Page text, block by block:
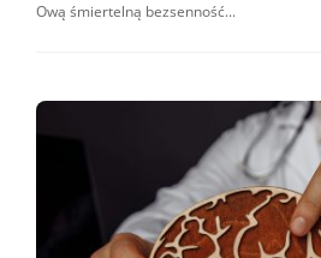
Ową śmiertelną bezsenność...